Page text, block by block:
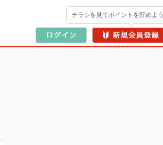
チラシを見てポイントを貯めよう